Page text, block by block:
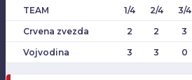
TEAM 1/4 2/4 3/4
Crvena zvezda
2 2 3
Vojvodina
3 3 0